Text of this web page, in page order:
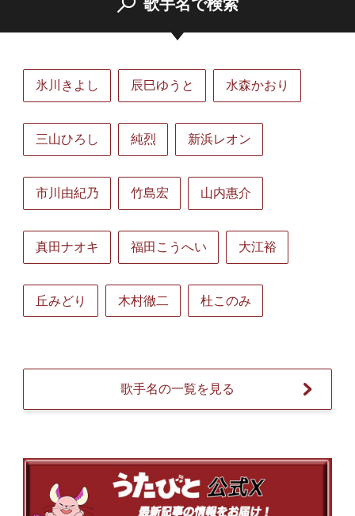
歌手名で検索
氷川きよし 辰巳ゆうと 水森かおり
三山ひろし 純烈 新浜レオン
市川由紀乃 竹島宏 山内惠介
真田ナオキ 福田こうへい 大江裕
丘みどり 木村徹二 杜このみ
歌手名の一覧を見る